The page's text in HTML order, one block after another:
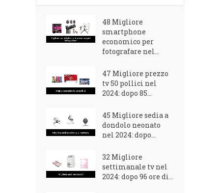
48 Migliore
smartphone
economico per
fotografare nel...
47 Migliore prezzo
tv 50 pollici nel
2024: dopo 85...
45 Migliore sedia a
dondolo neonato
nel 2024: dopo...
32 Migliore
settimanale tv nel
2024: dopo 96 ore di...